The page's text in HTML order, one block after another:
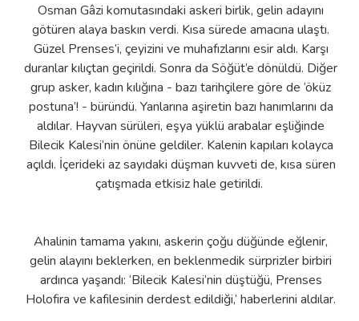
Osman Gâzi komutasındaki askeri birlik, gelin adayını
götüren alaya baskın verdi. Kısa sürede amacına ulaştı.
Güzel Prenses’i, çeyizini ve muhafızlarını esir aldı. Karşı
duranlar kılıçtan geçirildi. Sonra da Söğüt’e dönüldü. Diğer
grup asker, kadın kılığına - bazı tarihçilere göre de ‘öküz
postuna’! - büründü. Yanlarına aşiretin bazı hanımlarını da
aldılar. Hayvan sürüleri, eşya yüklü arabalar eşliğinde
Bilecik Kalesi’nin önüne geldiler. Kalenin kapıları kolayca
açıldı. İçerideki az sayıdaki düşman kuvveti de, kısa süren
çatışmada etkisiz hale getirildi.
Ahalinin tamama yakını, askerin çoğu düğünde eğlenir,
gelin alayını beklerken, en beklenmedik sürprizler birbiri
ardınca yaşandı: ‘Bilecik Kalesi’nin düştüğü, Prenses
Holofira ve kafilesinin derdest edildiği,’ haberlerini aldılar.